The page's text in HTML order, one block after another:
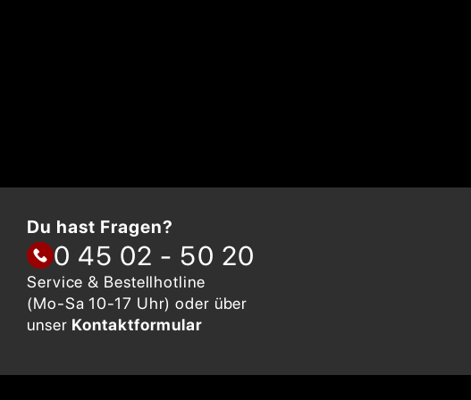
Du hast Fragen?
0 45 02 - 50 20
Service & Bestellhotline
(Mo-Sa 10-17 Uhr) oder über
unser Kontaktformular